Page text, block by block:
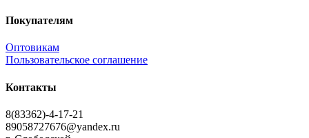
Покупателям
Оптовикам
Пользовательское соглашение
Контакты
8(83362)-4-17-21
89058727676@yandex.ru